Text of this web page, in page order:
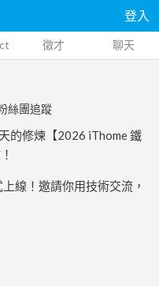
登入
徵才 聊天
絲團追蹤
的修煉【2026 iThome 鐵
線！邀請你用技術交流，